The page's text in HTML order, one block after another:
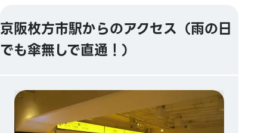
京阪枚方市駅からのアクセス（雨の日
でも傘無しで直通！）